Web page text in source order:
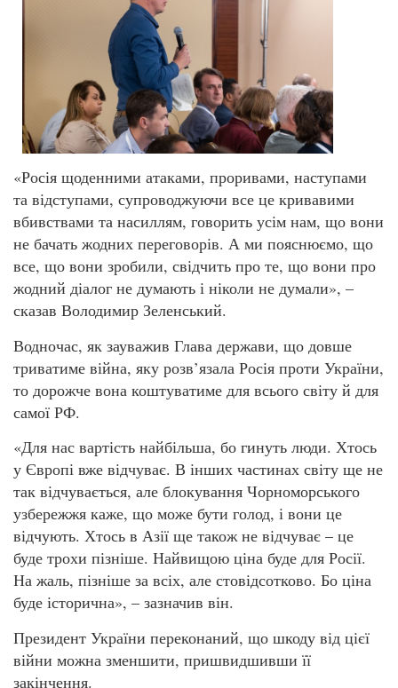
«Росія щоденними атаками, проривами, наступами
та відступами, супроводжуючи все це кривавими
вбивствами та насиллям, говорить усім нам, що вони
не бачать жодних переговорів. А ми пояснюємо, що
все, що вони зробили, свідчить про те, що вони про
жодний діалог не думають і ніколи не думали», –
сказав Володимир Зеленський.
Водночас, як зауважив Глава держави, що довше
триватиме війна, яку розв’язала Росія проти України,
то дорожче вона коштуватиме для всього світу й для
самої РФ.
«Для нас вартість найбільша, бо гинуть люди. Хтось
у Європі вже відчуває. В інших частинах світу ще не
так відчувається, але блокування Чорноморського
узбережжя каже, що може бути голод, і вони це
відчують. Хтось в Азії ще також не відчуває – це
буде трохи пізніше. Найвищою ціна буде для Росії.
На жаль, пізніше за всіх, але стовідсотково. Бо ціна
буде історична», – зазначив він.
Президент України переконаний, що шкоду від цієї
війни можна зменшити, пришвидшивши її
закінчення.